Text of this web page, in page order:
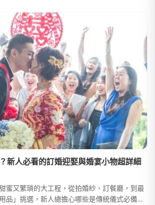
新人必看的訂婚迎娶與婚宴小物超詳細
蜜又繁瑣的大工程，從拍婚紗、訂餐廳，到最
品」挑選，新人總擔心哪些是傳統儀式必備？